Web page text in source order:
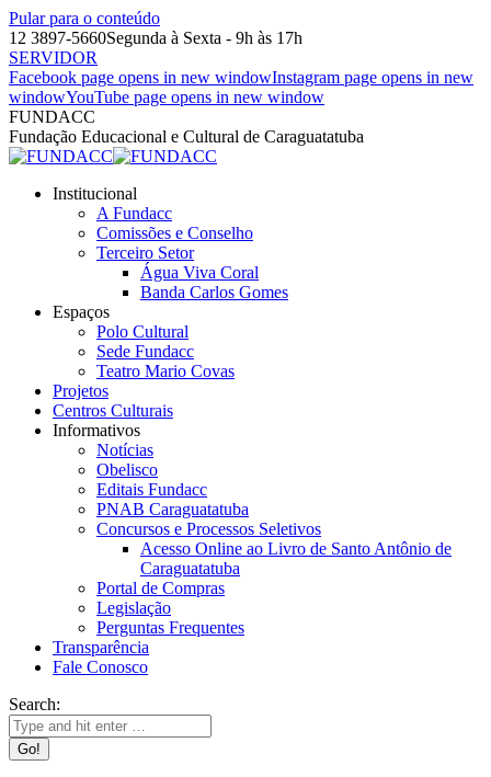
Pular para o conteúdo
12 3897-5660Segunda à Sexta - 9h às 17h
SERVIDOR
Facebook page opens in new windowInstagram page opens in new
windowYouTube page opens in new window
FUNDACC
Fundação Educacional e Cultural de Caraguatatuba
Institucional
A Fundacc
Comissões e Conselho
Terceiro Setor
Água Viva Coral
Banda Carlos Gomes
Espaços
Polo Cultural
Sede Fundacc
Teatro Mario Covas
Projetos
Centros Culturais
Informativos
Notícias
Obelisco
Editais Fundacc
PNAB Caraguatatuba
Concursos e Processos Seletivos
Acesso Online ao Livro de Santo Antônio de
Caraguatatuba
Portal de Compras
Legislação
Perguntas Frequentes
Transparência
Fale Conosco
Search: